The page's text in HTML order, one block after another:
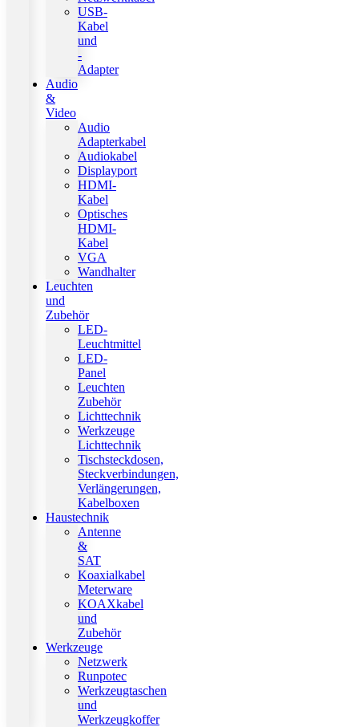
USB-
Kabel
und
-
Adapter
Audio
&
Video
Audio
Adapterkabel
Audiokabel
Displayport
HDMI-
Kabel
Optisches
HDMI-
Kabel
VGA
Wandhalter
Leuchten
und
Zubehör
LED-
Leuchtmittel
LED-
Panel
Leuchten
Zubehör
Lichttechnik
Werkzeuge
Lichttechnik
Tischsteckdosen,
Steckverbindungen,
Verlängerungen,
Kabelboxen
Haustechnik
Antenne
&
SAT
Koaxialkabel
Meterware
KOAXkabel
und
Zubehör
Werkzeuge
Netzwerk
Runpotec
Werkzeugtaschen
und
Werkzeugkoffer